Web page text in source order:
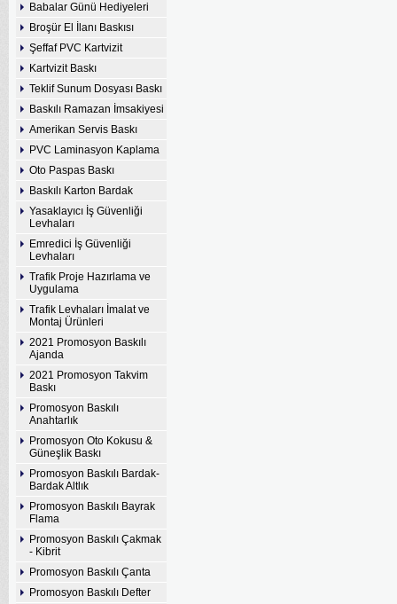
Babalar Günü Hediyeleri
Broşür El İlanı Baskısı
Şeffaf PVC Kartvizit
Kartvizit Baskı
Teklif Sunum Dosyası Baskı
Baskılı Ramazan İmsakiyesi
Amerikan Servis Baskı
PVC Laminasyon Kaplama
Oto Paspas Baskı
Baskılı Karton Bardak
Yasaklayıcı İş Güvenliği
Levhaları
Emredici İş Güvenliği
Levhaları
Trafik Proje Hazırlama ve
Uygulama
Trafik Levhaları İmalat ve
Montaj Ürünleri
2021 Promosyon Baskılı
Ajanda
2021 Promosyon Takvim
Baskı
Promosyon Baskılı
Anahtarlık
Promosyon Oto Kokusu &
Güneşlik Baskı
Promosyon Baskılı Bardak-
Bardak Altlık
Promosyon Baskılı Bayrak
Flama
Promosyon Baskılı Çakmak
- Kibrit
Promosyon Baskılı Çanta
Promosyon Baskılı Defter